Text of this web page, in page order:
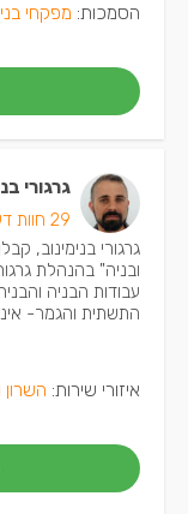
הסמכות: מפקחי
גרגורי
29 חוות דעת
גרגורי בנימינוב,
ובניה" בהנהלת
עבודות הבניה
התשתית והגמר-
איזורי שירות: